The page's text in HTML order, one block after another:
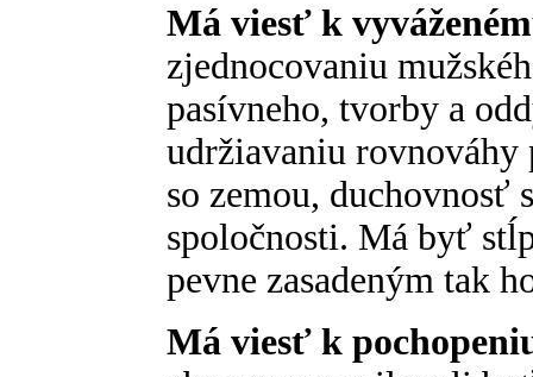
Má viesť k
zjednocovaniu
pasívneho, tvorby a
udržiavaniu
so zemou, duchovnosť
spoločnosti. Má byť
pevne zasadeným tak
Má viesť k